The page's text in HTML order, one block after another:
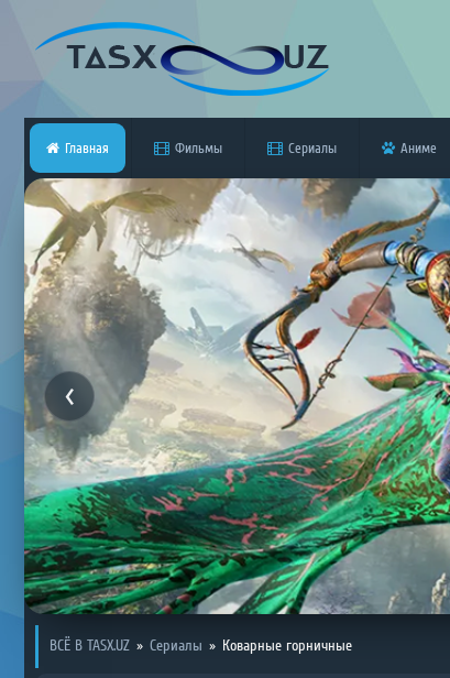
Главная Фильмы Сериалы Аниме
ВСЁ В TASX.UZ » Сериалы » Коварные горничные